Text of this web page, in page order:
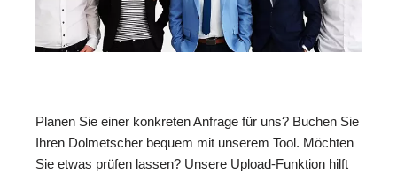
Planen Sie einer konkreten Anfrage für uns? Buchen Sie
Ihren Dolmetscher bequem mit unserem Tool. Möchten
Sie etwas prüfen lassen? Unsere Upload-Funktion hilft